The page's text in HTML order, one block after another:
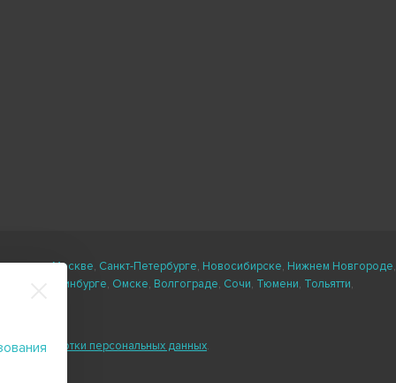
есть вМоскве, Санкт-Петербурге, Новосибирске, Нижнем Новгороде,
Екатеринбурге, Омске, Волгограде, Сочи, Тюмени, Тольятти,
обработки персональных данных.